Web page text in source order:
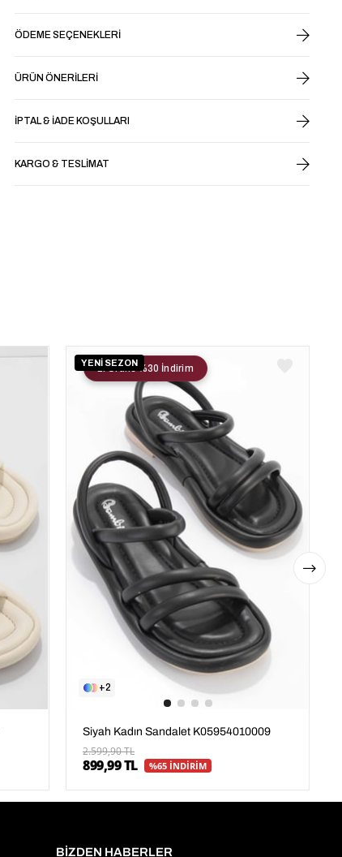
ÖDEME SEÇENEKLERI
ÜRÜN ÖNERILERI
İPTAL & İADE KOŞULLARI
KARGO & TESLIMAT
YENİ SEZON
2
Siyah Kadın Sandalet K05954010009
2.599,90 TL
899,99 TL %65 İNDİRİM
2. Ürüne %30 İndirim
BİZDEN HABERLER